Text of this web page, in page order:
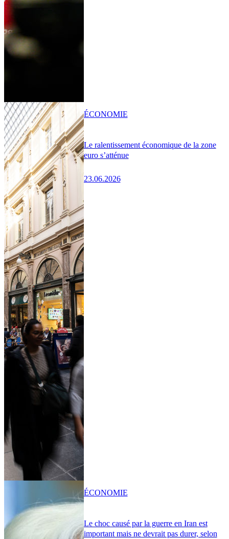
Le ralentissement économique de la zone
euro s’atténue
23.06.2026
ÉCONOMIE
Le choc causé par la guerre en Iran est
important mais ne devrait pas durer, selon
ÉCONOMIE